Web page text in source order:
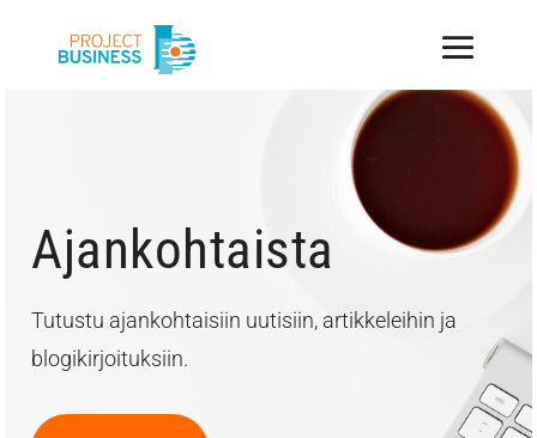
Ajankohtaista
Tutustu ajankohtaisiin uutisiin, artikkeleihin ja
blogikirjoituksiin.